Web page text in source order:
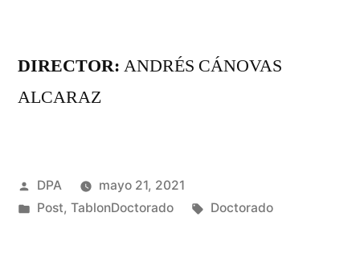
DIRECTOR: ANDRÉS CÁNOVAS
ALCARAZ
Publicado
por
DPA
mayo 21, 2021
Publicado
Post, TablonDoctorado Etiquetas:
Doctorado